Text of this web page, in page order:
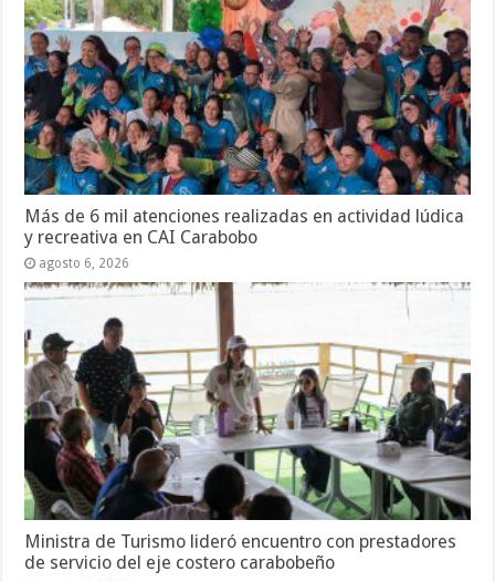
Más de 6 mil atenciones realizadas en actividad lúdica
y recreativa en CAI Carabobo
agosto 6, 2026
Ministra de Turismo lideró encuentro con prestadores
de servicio del eje costero carabobeño